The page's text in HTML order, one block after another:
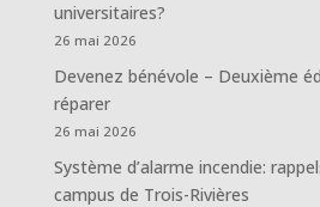
universitaires?
26 mai 2026
Devenez bénévole – Deuxième
réparer
26 mai 2026
Système d’alarme incendie:
campus de Trois-Rivières